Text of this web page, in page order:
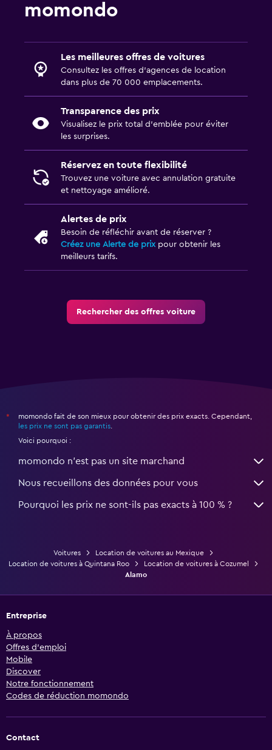
momondo
Les meilleures offres de voitures
Consultez les offres d’agences de location
dans plus de 70 000 emplacements.
Transparence des prix
Visualisez le prix total d’emblée pour éviter
les surprises.
Réservez en toute flexibilité
Trouvez une voiture avec annulation gratuite
et nettoyage amélioré.
Alertes de prix
Besoin de réfléchir avant de réserver ?
Créez une Alerte de prixpour obtenir les
meilleurs tarifs.
Rechercher des offres voiture
*
momondo fait de son mieux pour obtenir des prix exacts. Cependant,
les prix ne sont pas garantis.
Voici pourquoi :
momondo n'est pas un site marchand
Nous recueillons des données pour vous
Pourquoi les prix ne sont-ils pas exacts à 100 % ?
Voitures
Location de voitures au Mexique
Location de voitures à Quintana Roo
Location de voitures à Cozumel
Alamo
Entreprise
À propos
Offres d’emploi
Mobile
Discover
Notre fonctionnement
Codes de réduction momondo
Contact